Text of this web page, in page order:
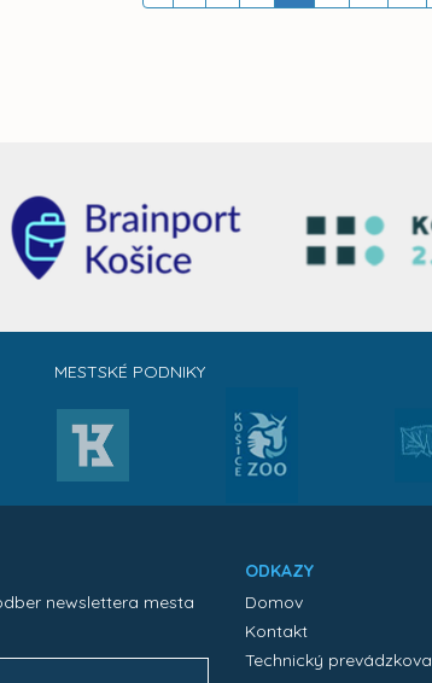
MESTSKÉ PODNIKY
newslettera mesta
ODKAZY
Domov
Kontakt
Technický